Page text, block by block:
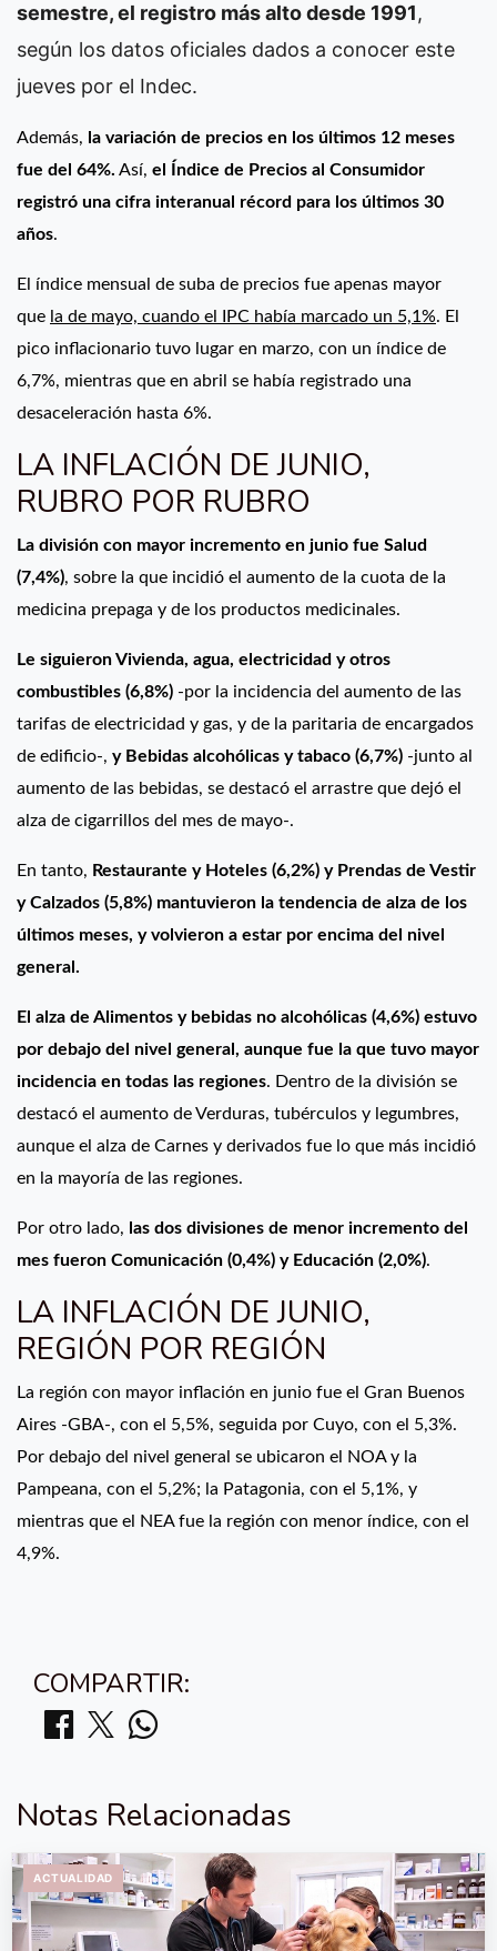
semestre, el registro más alto desde 1991,
según los datos oficiales dados a conocer este
jueves por el Indec.
Además, la variación de precios en los últimos 12 meses
fue del 64%. Así, el Índice de Precios al Consumidor
registró una cifra interanual récord para los últimos 30
años.
El índice mensual de suba de precios fue apenas mayor
que la de mayo, cuando el IPC había marcado un 5,1%. El
pico inflacionario tuvo lugar en marzo, con un índice de
6,7%, mientras que en abril se había registrado una
desaceleración hasta 6%.
LA INFLACIÓN DE JUNIO,
RUBRO POR RUBRO
La división con mayor incremento en junio fue Salud
(7,4%), sobre la que incidió el aumento de la cuota de la
medicina prepaga y de los productos medicinales.
Le siguieron Vivienda, agua, electricidad y otros
combustibles (6,8%) -por la incidencia del aumento de las
tarifas de electricidad y gas, y de la paritaria de encargados
de edificio-, y Bebidas alcohólicas y tabaco (6,7%) -junto al
aumento de las bebidas, se destacó el arrastre que dejó el
alza de cigarrillos del mes de mayo-.
En tanto, Restaurante y Hoteles (6,2%) y Prendas de Vestir
y Calzados (5,8%) mantuvieron la tendencia de alza de los
últimos meses, y volvieron a estar por encima del nivel
general.
El alza de Alimentos y bebidas no alcohólicas (4,6%) estuvo
por debajo del nivel general, aunque fue la que tuvo mayor
incidencia en todas las regiones. Dentro de la división se
destacó el aumento de Verduras, tubérculos y legumbres,
aunque el alza de Carnes y derivados fue lo que más incidió
en la mayoría de las regiones.
Por otro lado, las dos divisiones de menor incremento del
mes fueron Comunicación (0,4%) y Educación (2,0%).
LA INFLACIÓN DE JUNIO,
REGIÓN POR REGIÓN
La región con mayor inflación en junio fue el Gran Buenos
Aires -GBA-, con el 5,5%, seguida por Cuyo, con el 5,3%.
Por debajo del nivel general se ubicaron el NOA y la
Pampeana, con el 5,2%; la Patagonia, con el 5,1%, y
mientras que el NEA fue la región con menor índice, con el
4,9%.
COMPARTIR:
Notas Relacionadas
ACTUALIDAD